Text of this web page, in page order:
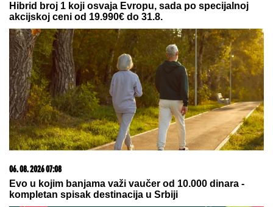
Hibrid broj 1 koji osvaja Evropu, sada po specijalnoj
akcijskoj ceni od 19.990€ do 31.8.
06. 08. 2026 07:08
Evo u kojim banjama važi vaučer od 10.000 dinara -
kompletan spisak destinacija u Srbiji